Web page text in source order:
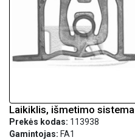
Laikiklis, išmetimo sistema
Prekės kodas: 113938
Gamintojas: FA1